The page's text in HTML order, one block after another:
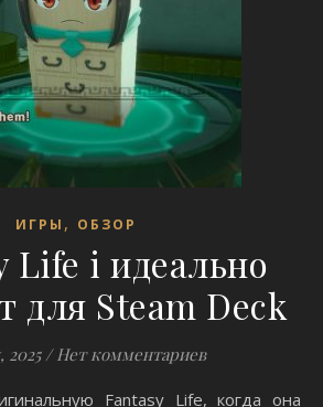
ИГРЫ , ОБЗОР
Life i идеально
для Steam Deck
2025 / Нет комментариев